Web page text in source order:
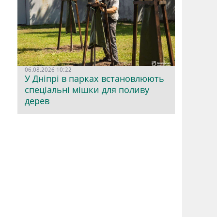
06.08.2026 10:22
У Дніпрі в парках встановлюють
спеціальні мішки для поливу
дерев